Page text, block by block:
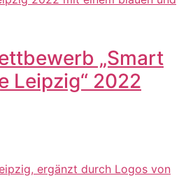
„Smart
Leipzig“ 2022